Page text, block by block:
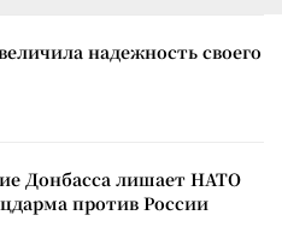
надежность своего
Донбасса лишает НАТО
против России